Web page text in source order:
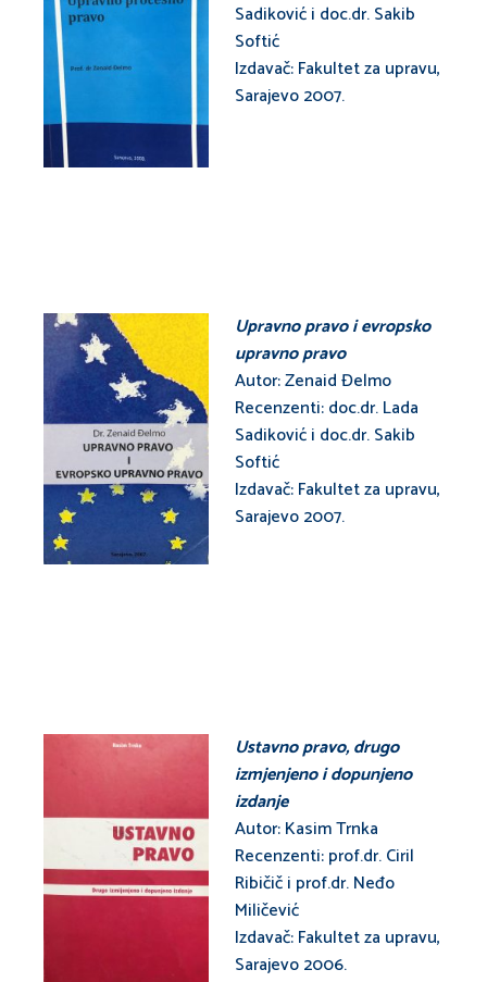
Sadiković i doc.dr. Sakib
Softić
Izdavač: Fakultet za upravu,
Sarajevo 2007.
Upravno pravo i evropsko
upravno pravo
Autor: Zenaid Đelmo
Recenzenti: doc.dr. Lada
Sadiković i doc.dr. Sakib
Softić
Izdavač: Fakultet za upravu,
Sarajevo 2007.
Ustavno pravo,drugo
izmjenjeno i dopunjeno
izdanje
Autor: Kasim Trnka
Recenzenti: prof.dr. Ciril
Ribičič i prof.dr. Neđo
Miličević
Izdavač: Fakultet za upravu,
Sarajevo 2006.